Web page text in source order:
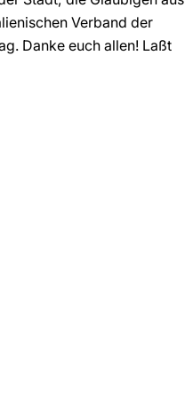
Verband der
Danke euch allen! Laßt